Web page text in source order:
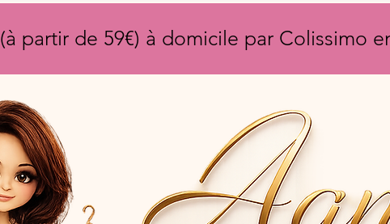
(à partir de 59€) à domicile par Colissimo